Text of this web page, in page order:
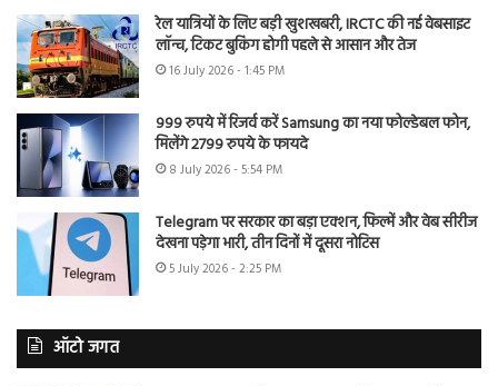
रेल यात्रियों के लिए बड़ी खुशखबरी, IRCTC की नई वेबसाइट
लॉन्च, टिकट बुकिंग होगी पहले से आसान और तेज
16 July 2026 - 1:45 PM
999 रुपये में रिजर्व करें Samsung का नया फोल्डेबल फोन,
मिलेंगे 2799 रुपये के फायदे
8 July 2026 - 5:54 PM
Telegram पर सरकार का बड़ा एक्शन, फिल्में और वेब सीरीज
देखना पड़ेगा भारी, तीन दिनों में दूसरा नोटिस
5 July 2026 - 2:25 PM
ऑटो जगत